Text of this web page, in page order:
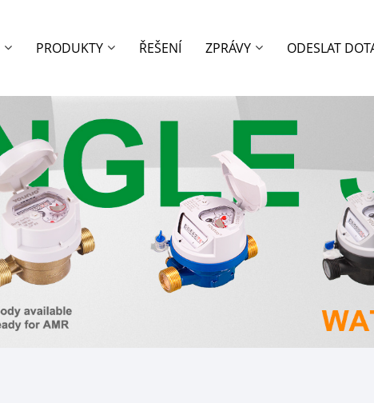
PRODUKTY ŘEŠENÍ ZPRÁVY ODESLAT